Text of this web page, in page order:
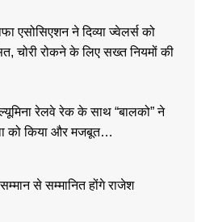
एसोसिएशन ने दिव्या ज्वेलर्स को
चोरी रोकने के लिए सख्त नियमों की
रेलवे रेक के साथ “बालको” ने
को किया और मजबूत…
से सम्मानित होंगे राजेश